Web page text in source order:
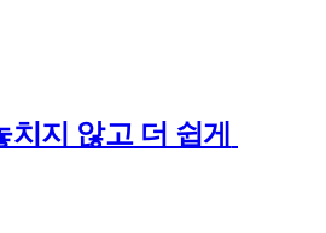
지 않고 더 쉽게